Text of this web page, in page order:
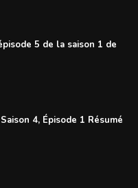
5 de la saison 1 de
4, Épisode 1 Résumé